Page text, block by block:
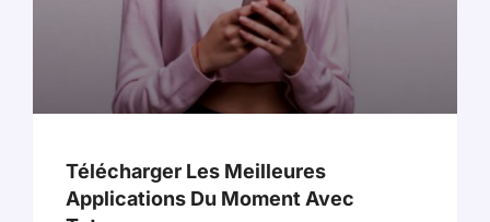
Télécharger Les Meilleures
Applications Du Moment Avec